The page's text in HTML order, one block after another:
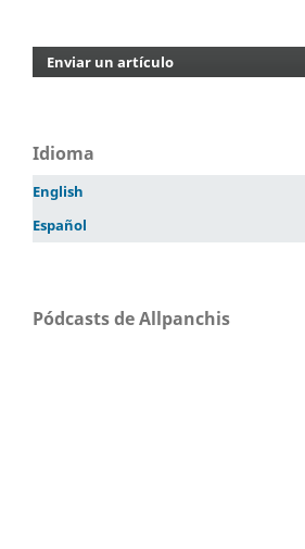
Enviar un artículo
Idioma
English
Español
Pódcasts de Allpanchis